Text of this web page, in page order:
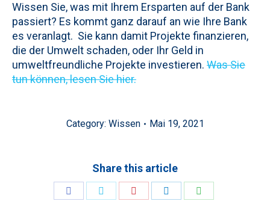
Wissen Sie, was mit Ihrem Ersparten auf der Bank
passiert? Es kommt ganz darauf an wie Ihre Bank
es veranlagt. Sie kann damit Projekte finanzieren,
die der Umwelt schaden, oder Ihr Geld in
umweltfreundliche Projekte investieren. Was Sie
tun können, lesen Sie hier.
Category: Wissen Mai 19, 2021
Share this article